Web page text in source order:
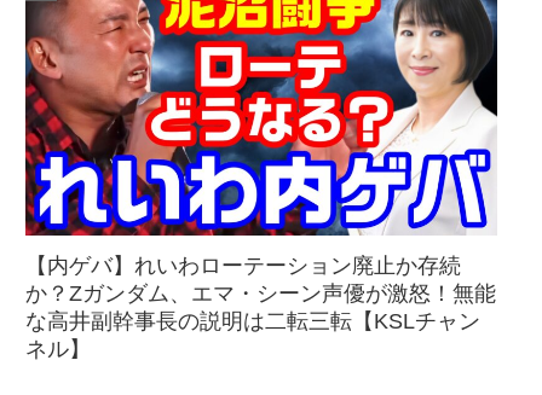
【内ゲバ】れいわローテーション廃止か存続
か？Zガンダム、エマ・シーン声優が激怒！無能
な高井副幹事長の説明は二転三転【KSLチャン
ネル】